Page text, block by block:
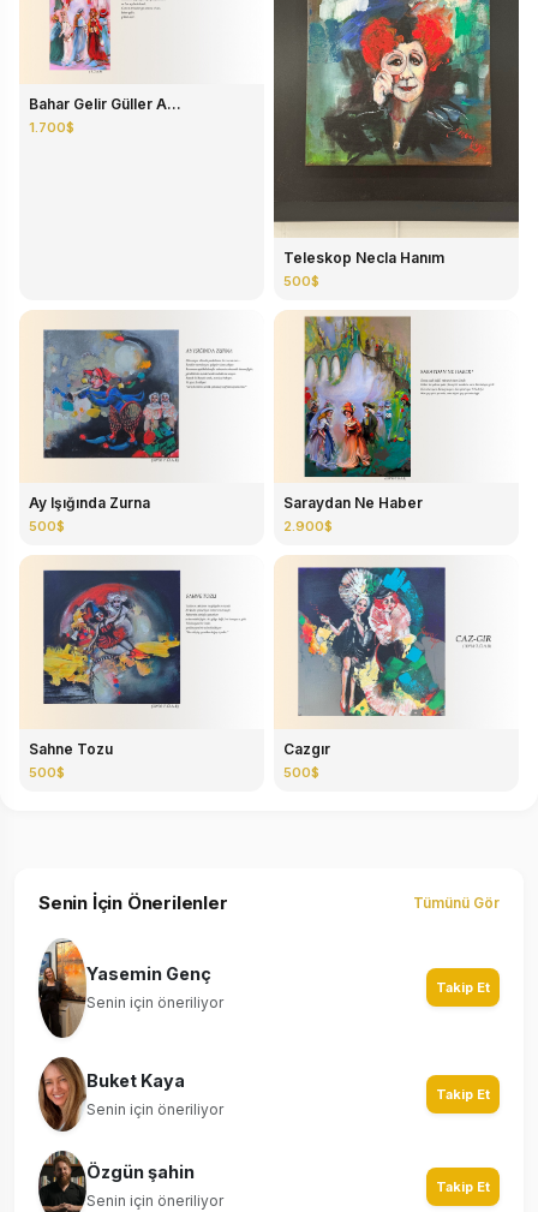
Bahar Gelir Güller A...
1.700$
Teleskop Necla Hanım
500$
Ay Işığında Zurna
500$
Saraydan Ne Haber
2.900$
Sahne Tozu
500$
Cazgır
500$
Senin İçin Önerilenler Tümünü Gör
Yasemin Genç
Senin için öneriliyor
Takip Et
Buket Kaya
Senin için öneriliyor
Takip Et
Özgün şahin
Senin için öneriliyor
Takip Et